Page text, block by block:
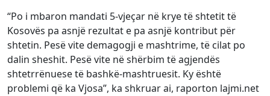
“Po i mbaron mandati 5-vjeçar në krye të shtetit të
Kosovës pa asnjë rezultat e pa asnjë kontribut për
shtetin. Pesë vite demagogji e mashtrime, të cilat po
dalin sheshit. Pesë vite në shërbim të agjendës
shtetrrënuese të bashkë-mashtruesit. Ky është
problemi që ka Vjosa”, ka shkruar ai, raporton lajmi.net